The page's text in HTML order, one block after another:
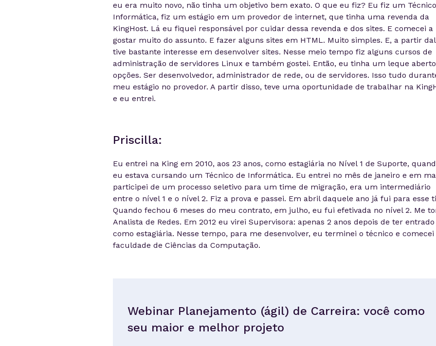
eu era muito novo, não tinha um objetivo bem exato. O que eu fiz? Eu fiz um
Informática, fiz um estágio em um provedor de internet, que tinha uma revenda da
KingHost. Lá eu fiquei responsável por cuidar dessa revenda e dos sites. E comecei a
gostar muito do assunto. E fazer alguns sites em HTML. Muito simples. E, a partir
tive bastante interesse em desenvolver sites. Nesse meio tempo fiz alguns cursos de
administração de servidores Linux e também gostei. Então, eu tinha um leque
opções. Ser desenvolvedor, administrador de rede, ou de servidores. Isso tudo
meu estágio no provedor. A partir disso, teve uma oportunidade de trabalhar na
e eu entrei.
Priscilla:
Eu entrei na King em 2010, aos 23 anos, como estagiária no Nível 1 de Suporte,
eu estava cursando um Técnico de Informática. Eu entrei no mês de janeiro e em
participei de um processo seletivo para um time de migração, era um intermediário
entre o nível 1 e o nível 2. Fiz a prova e passei. Em abril daquele ano já fui para esse
Quando fechou 6 meses do meu contrato, em julho, eu fui efetivada no nível 2. Me
Analista de Redes. Em 2012 eu virei Supervisora: apenas 2 anos depois de ter entrado
como estagiária. Nesse tempo, para me desenvolver, eu terminei o técnico e comecei
faculdade de Ciências da Computação.
Webinar Planejamento (ágil) de Carreira: você como
seu maior e melhor projeto